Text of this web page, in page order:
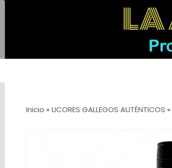
Inicio » LICORES GALLEGOS AUTÉNTICOS »